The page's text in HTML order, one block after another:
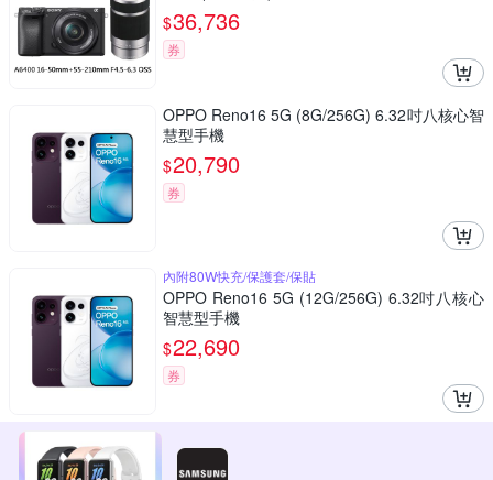
$36,736
券
OPPO Reno16 5G (8G/256G) 6.32吋八核心智
慧型手機
$20,790
券
內附80W快充/保護套/保貼
OPPO Reno16 5G (12G/256G) 6.32吋八核心
智慧型手機
$22,690
券